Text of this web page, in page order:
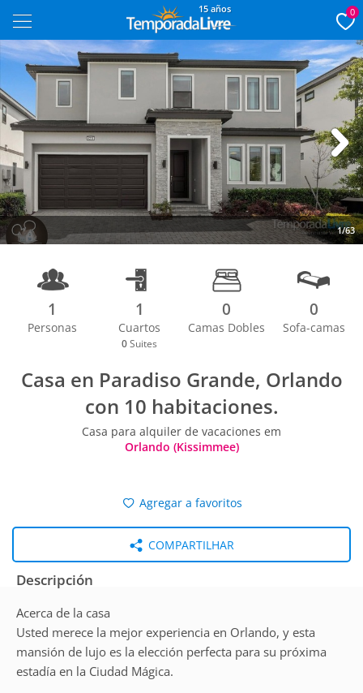
15 años 0
1/63
Next
1
Personas
1
Cuartos
0 Suites
0
Camas Dobles
0
Sofa-camas
Casa en Paradiso Grande, Orlando
con 10 habitaciones.
Casa para alquiler de vacaciones em
Orlando (Kissimmee)
Agregar a favoritos
COMPARTILHAR
Descripción
Acerca de la casa
Usted merece la mejor experiencia en Orlando, y esta
mansión de lujo es la elección perfecta para su próxima
estadía en la Ciudad Mágica.